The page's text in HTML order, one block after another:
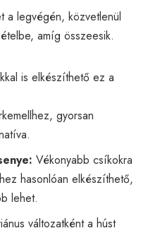
a legvégén, közvetlenül
amíg összeesik.
is elkészíthető ez a
gyorsan
Vékonyabb csíkokra
hasonlóan elkészíthető,
lehet.
változatként a húst